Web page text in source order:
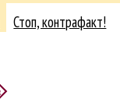
Стоп, контрафакт!